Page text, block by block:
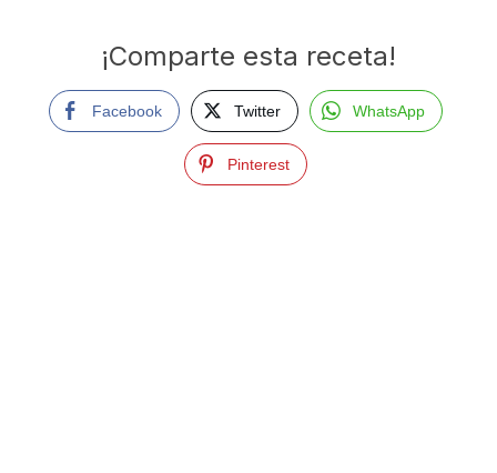
¡Comparte esta receta!
Facebook Twitter WhatsApp
Pinterest